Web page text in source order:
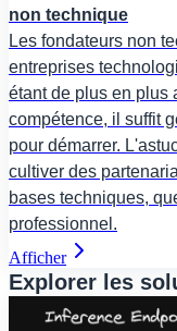
non technique
Les fondateurs non
entreprises
étant de plus en plus
compétence, il suffit
pour démarrer.
cultiver des
bases techniques,
professionnel.
Afficher
Explorer les